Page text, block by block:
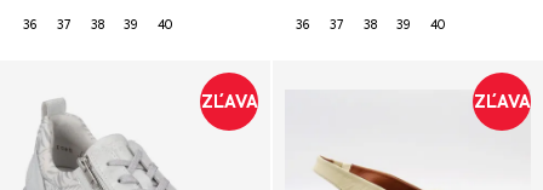
36 37 38 39 40 36 37 38 39 40
ZĽAVA ZĽAVA